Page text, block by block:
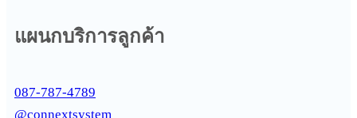
แผนกบริการลูกค้า
087-787-4789
@connextsystem